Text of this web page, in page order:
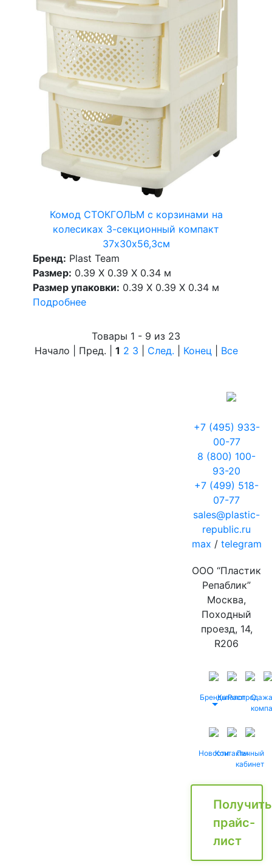
Комод СТОКГОЛЬМ с корзинами на
колесиках 3-секционный компакт
37х30х56,3см
Бренд: Plast Team
Размер: 0.39 X 0.39 X 0.34 м
Размер упаковки: 0.39 X 0.39 X 0.34 м
Подробнее
Товары 1 - 9 из 23
Начало | Пред. | 1 2 3 След. Конец Все
+7 (495) 933-
00-77
8 (800) 100-
93-20
+7 (499) 518-
07-77
sales@plastic-
republic.ru
max / telegram
ООО “Пластик
Репаблик”
Москва,
Походный
проезд, 14,
R206
БрендыКаталог
Распродажа
О
НовостиКонтактыЛичный
кабинет
Получить
прайс-
лист